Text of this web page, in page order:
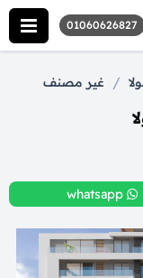
01060626827
/ غير مصنف
whatsapp